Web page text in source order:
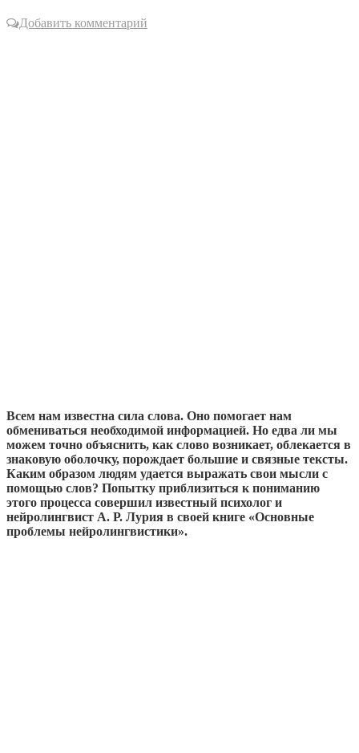
Добавить комментарий
Всем нам известна сила слова. Оно помогает нам
обмениваться необходимой информацией. Но едва ли мы
можем точно объяснить, как слово возникает, облекается в
знаковую оболочку, порождает большие и связные тексты.
Каким образом людям удается выражать свои мысли с
помощью слов? Попытку приблизиться к пониманию
этого процесса совершил известный психолог и
нейролингвист А. Р. Лурия в своей книге «Основные
проблемы нейролингвистики».